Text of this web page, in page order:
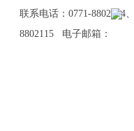
联系电话：0771-8802114、
8802115 电子邮箱：